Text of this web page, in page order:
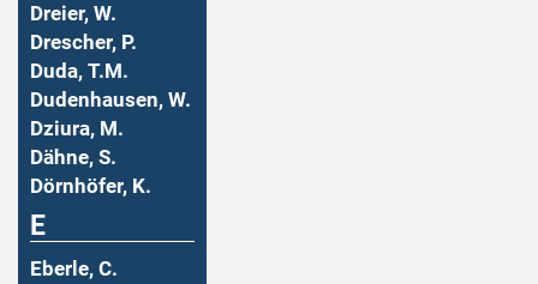
Dreier, W.
Drescher, P.
Duda, T.M.
Dudenhausen, W.
Dziura, M.
Dähne, S.
Dörnhöfer, K.
E
Eberle, C.